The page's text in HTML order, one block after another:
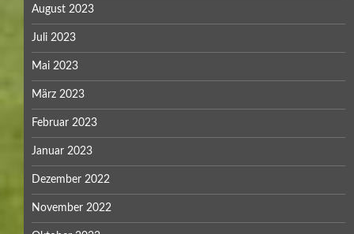
August 2023
Juli 2023
Mai 2023
März 2023
Februar 2023
Januar 2023
Dezember 2022
November 2022